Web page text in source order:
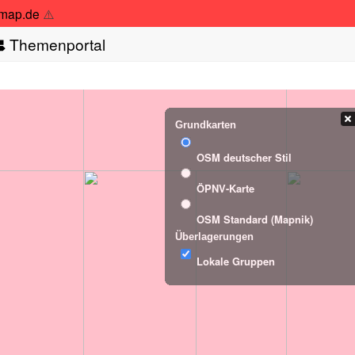
⚠️
Themenportal
Grundkarten
OSM deutscher Stil
ÖPNV-Karte
OSM Standard (Mapnik)
Überlagerungen
Lokale Gruppen